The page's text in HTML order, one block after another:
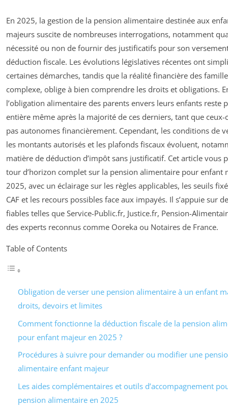
En 2025, la gestion de la pension alimentaire destinée aux
majeurs suscite de nombreuses interrogations, notamment
nécessité ou non de fournir des justificatifs pour son
déduction fiscale. Les évolutions législatives récentes ont
certaines démarches, tandis que la réalité financière des
complexe, oblige à bien comprendre les droits et obligations.
l’obligation alimentaire des parents envers leurs enfants reste
entière même après la majorité de ces derniers, tant que ceux-
pas autonomes financièrement. Cependant, les conditions de
les montants autorisés et les plafonds fiscaux évoluent,
matière de déduction d’impôt sans justificatif. Cet article vous
tour d’horizon complet sur la pension alimentaire pour enfant
2025, avec un éclairage sur les règles applicables, les seuils
CAF et les recours possibles face aux impayés. Il s’appuie sur
fiables telles que Service-Public.fr, Justice.fr, Pension-
des experts reconnus comme Ooreka ou Notaires de France.
Table of Contents
Obligation de verser une pension alimentaire à un enfant
droits, devoirs et limites
Comment fonctionne la déduction fiscale de la pension
pour enfant majeur en 2025 ?
Procédures à suivre pour demander ou modifier une
alimentaire enfant majeur
Les aides complémentaires et outils d’accompagnement
pension alimentaire en 2025